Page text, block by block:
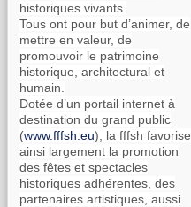
historiques vivants.
Tous ont pour but d’animer, de
mettre en valeur, de
promouvoir le patrimoine
historique, architectural et
humain.
Dotée d’un portail internet à
destination du grand public
(www.fffsh.eu), la fffsh favorise
ainsi largement la promotion
des fêtes et spectacles
historiques adhérentes, des
partenaires artistiques, aussi